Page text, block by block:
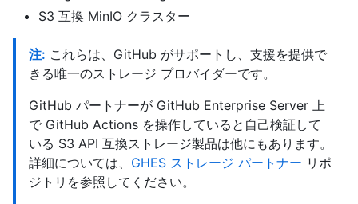
S3 互換 MinIO クラスター
注: これらは、GitHub がサポートし、支援を提供で
きる唯一のストレージ プロバイダーです。
GitHub パートナーが GitHub Enterprise Server 上
で GitHub Actions を操作していると自己検証して
いる S3 API 互換ストレージ製品は他にもあります。
詳細については、 GHES ストレージ パートナー リポ
ジトリを参照してください。